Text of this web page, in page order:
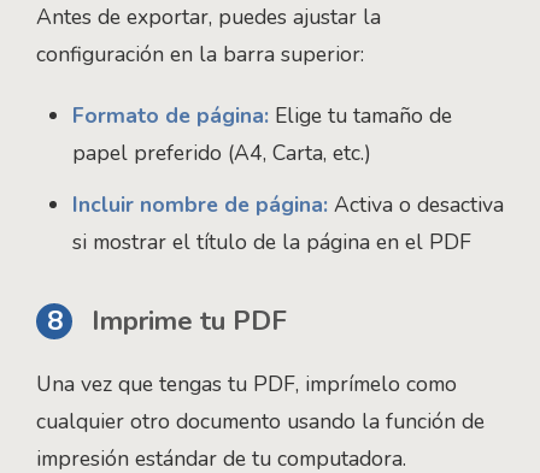
Antes de exportar, puedes ajustar la
configuración en la barra superior:
Formato de página: Elige tu tamaño de
papel preferido (A4, Carta, etc.)
Incluir nombre de página: Activa o desactiva
si mostrar el título de la página en el PDF
8 Imprime tu PDF
Una vez que tengas tu PDF, imprímelo como
cualquier otro documento usando la función de
impresión estándar de tu computadora.